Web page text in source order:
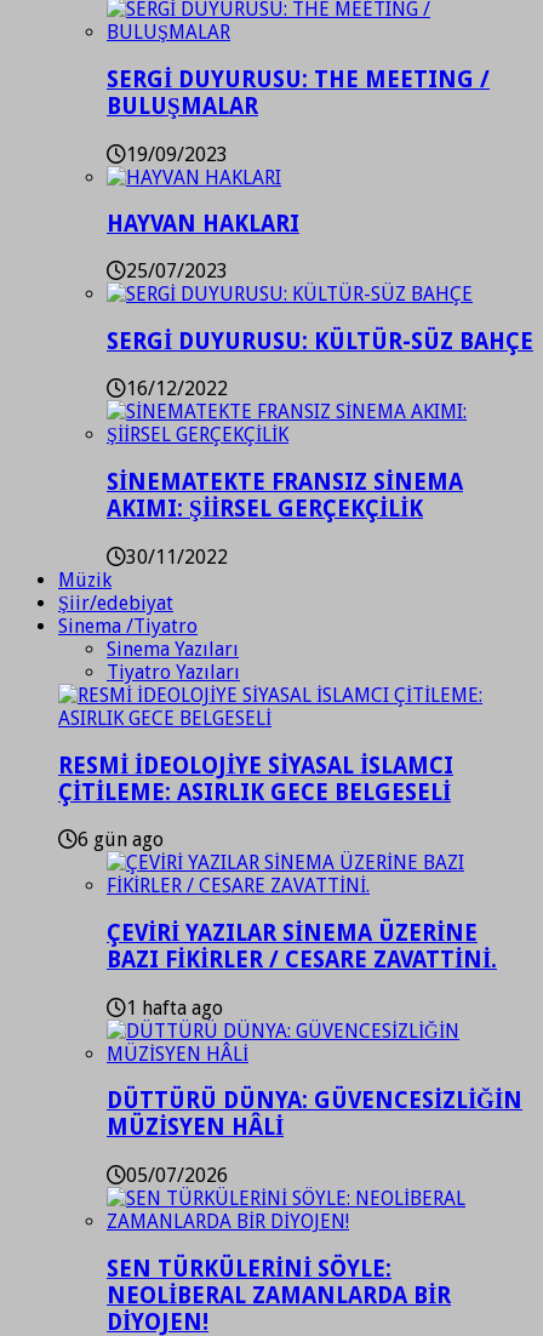
SERGİ DUYURUSU: THE MEETING /
BULUŞMALAR
19/09/2023
HAYVAN HAKLARI
25/07/2023
SERGİ DUYURUSU: KÜLTÜR-SÜZ BAHÇE
16/12/2022
SİNEMATEKTE FRANSIZ SİNEMA
AKIMI: ŞİİRSEL GERÇEKÇİLİK
30/11/2022
Müzik
Şiir/edebiyat
Sinema /Tiyatro
Sinema Yazıları
Tiyatro Yazıları
RESMİ İDEOLOJİYE SİYASAL İSLAMCI
ÇİTİLEME: ASIRLIK GECE BELGESELİ
6 gün ago
ÇEVİRİ YAZILAR SİNEMA ÜZERİNE
BAZI FİKİRLER / CESARE ZAVATTİNİ.
1 hafta ago
DÜTTÜRÜ DÜNYA: GÜVENCESİZLİĞİN
MÜZİSYEN HÂLİ
05/07/2026
SEN TÜRKÜLERİNİ SÖYLE:
NEOLİBERAL ZAMANLARDA BİR
DİYOJEN!